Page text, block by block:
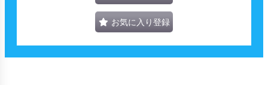
お気に入り登録